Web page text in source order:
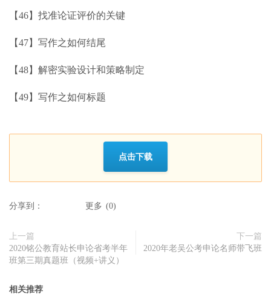
【46】找准论证评价的关键
【47】写作之如何结尾
【48】解密实验设计和策略制定
【49】写作之如何标题
点击下载
分享到： 更多 (0)
上一篇
2020铭公教育站长申论省考半年
班第三期真题班（视频+讲义）
下一篇
2020年老吴公考申论名师带飞班
相关推荐